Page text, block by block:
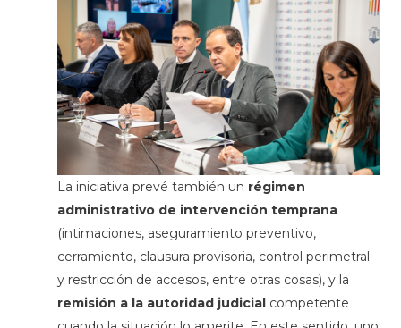
La iniciativa prevé también un régimen
administrativo de intervención temprana
(intimaciones, aseguramiento preventivo,
cerramiento, clausura provisoria, control perimetral
y restricción de accesos, entre otras cosas), y la
remisión a la autoridad judicialcompetente